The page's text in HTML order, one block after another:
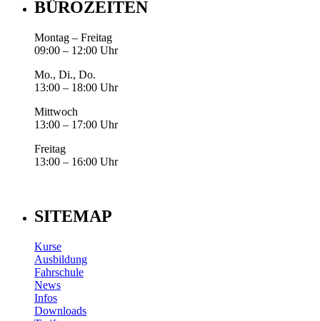
BÜROZEITEN
Montag – Freitag
09:00 – 12:00 Uhr
Mo., Di., Do.
13:00 – 18:00 Uhr
Mittwoch
13:00 – 17:00 Uhr
Freitag
13:00 – 16:00 Uhr
SITEMAP
Kurse
Ausbildung
Fahrschule
News
Infos
Downloads